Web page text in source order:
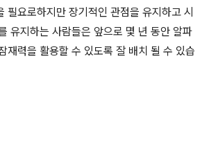
필요로하지만 장기적인 관점을 유지하고 시
유지하는 사람들은 앞으로 몇 년 동안 알파
재력을 활용할 수 있도록 잘 배치 될 수 있습